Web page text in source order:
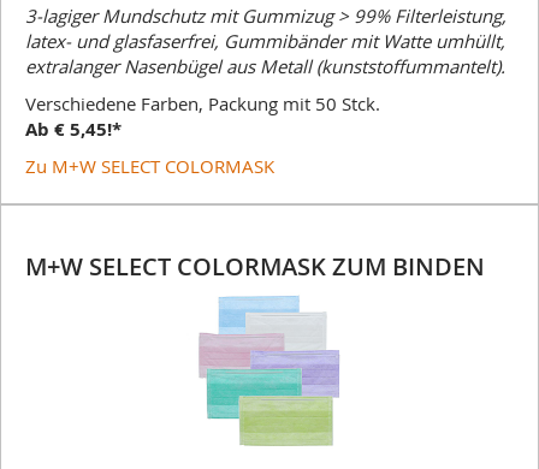
3-lagiger Mundschutz mit Gummizug > 99% Filterleistung,
latex- und glasfaserfrei, Gummibänder mit Watte umhüllt,
extralanger Nasenbügel aus Metall (kunststoffummantelt).
Verschiedene Farben, Packung mit 50 Stck.
Ab € 5,45!*
Zu M+W SELECT COLORMASK
M+W SELECT COLORMASK ZUM BINDEN